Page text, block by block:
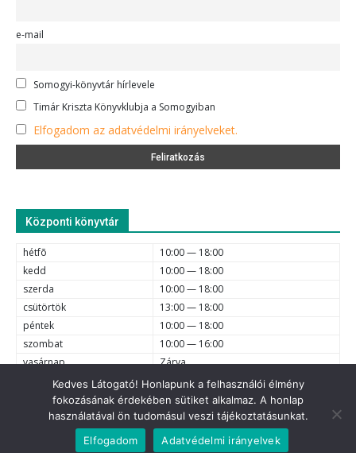
e-mail
Somogyi-könyvtár hírlevele
Timár Kriszta Könyvklubja a Somogyiban
Elfogadom az adatvédelmi irányelveket.
Központi könyvtár
hétfõ
10:00 — 18:00
kedd
10:00 — 18:00
szerda
10:00 — 18:00
csütörtök
13:00 — 18:00
péntek
10:00 — 18:00
szombat
10:00 — 16:00
vasárnap
Zárva
6720 Szeged, Dóm tér 1-4. (62) 425-525, (62) 630-634; e-mail
© 2021 Somogyi Károly Városi és Megyei Könyvtár - Minden jog
fenntartva.
Kedves Látogató! Honlapunk a felhasználói élmény
fokozásának érdekében sütiket alkalmaz. A honlap
használatával ön tudomásul veszi tájékoztatásunkat.
Elfogadom
Adatvédelmi irányelvek